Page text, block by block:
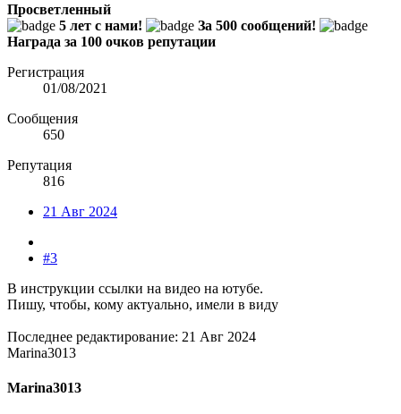
Просветленный
5 лет с нами!
За 500 сообщений!
Награда за 100 очков репутации
Регистрация
01/08/2021
Сообщения
650
Репутация
816
21 Авг 2024
#3
В инструкции ссылки на видео на ютубе.
Пишу, чтобы, кому актуально, имели в виду
Последнее редактирование: 21 Авг 2024
Marina3013
Marina3013